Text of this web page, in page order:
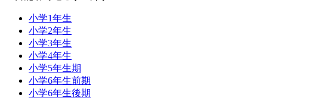
小学1年生
小学2年生
小学3年生
小学4年生
小学5年生期
小学6年生前期
小学6年生後期